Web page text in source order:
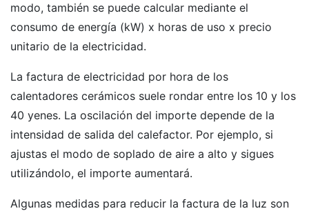
modo, también se puede calcular mediante el
consumo de energía (kW) x horas de uso x precio
unitario de la electricidad.
La factura de electricidad por hora de los
calentadores cerámicos suele rondar entre los 10 y los
40 yenes. La oscilación del importe depende de la
intensidad de salida del calefactor. Por ejemplo, si
ajustas el modo de soplado de aire a alto y sigues
utilizándolo, el importe aumentará.
Algunas medidas para reducir la factura de la luz son